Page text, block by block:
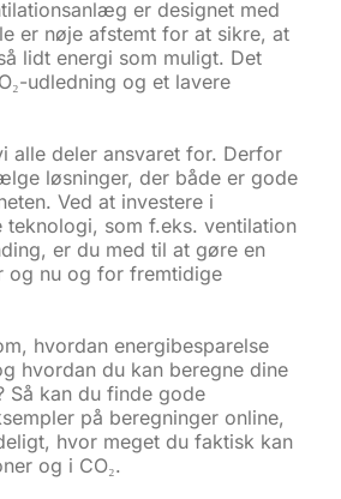
er designet med
er nøje afstemt for at sikre, at
lidt energi som muligt. Det
udledning og et lavere
alle deler ansvaret for. Derfor
løsninger, der både er gode
Ved at investere i
teknologi, som f.eks. ventilation
er du med til at gøre en
og nu og for fremtidige
hvordan energibesparelse
hvordan du kan beregne dine
Så kan du finde gode
på beregninger online,
hvor meget du faktisk kan
og i CO₂.